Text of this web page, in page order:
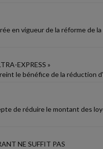
en vigueur de la réforme de
EXPRESS »
le bénéfice de la réduction
de réduire le montant des
NE SUFFIT PAS